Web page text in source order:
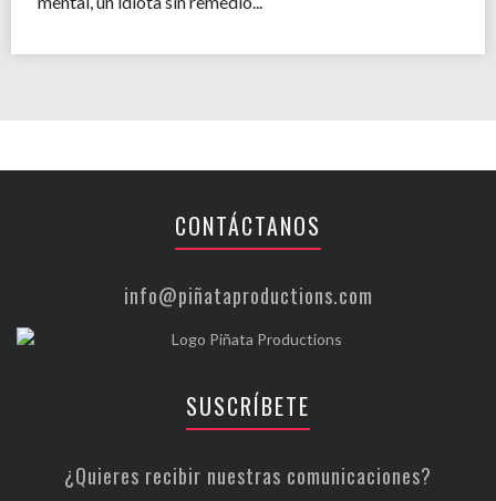
CONTÁCTANOS
info@piñataproductions.com
SUSCRÍBETE
¿Quieres recibir nuestras comunicaciones?